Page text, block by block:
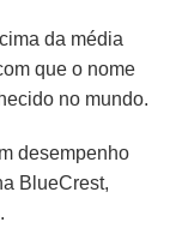
da média
que o nome
no mundo.
desempenho
BlueCrest,